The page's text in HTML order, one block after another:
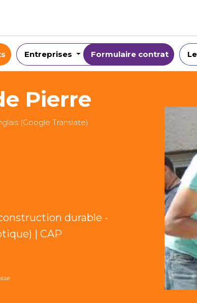
Entreprises Formulaire contrat
Pierre
(Google Translate)
durable -
| CAP